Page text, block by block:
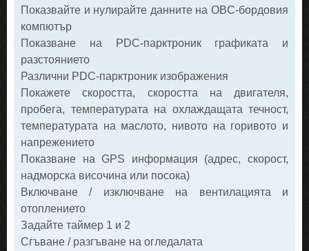
Показвайте и нулирайте данните на OBC-бордовия
компютър
Показване на PDC-парктроник графиката и
разстоянието
Различни PDC-парктроник изображения
Покажете скоростта, скоростта на двигателя,
пробега, температурата на охлаждащата течност,
температурата на маслото, нивото на горивото и
напрежението
Показване на GPS информация (адрес, скорост,
надморска височина или посока)
Включване / изключване на вентилацията и
отоплението
Задайте таймер 1 и 2
Сгъване / разгъване на огледалата